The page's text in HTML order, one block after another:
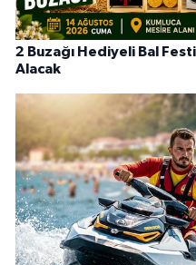
2 Buzağı Hediyeli Bal
Alacak